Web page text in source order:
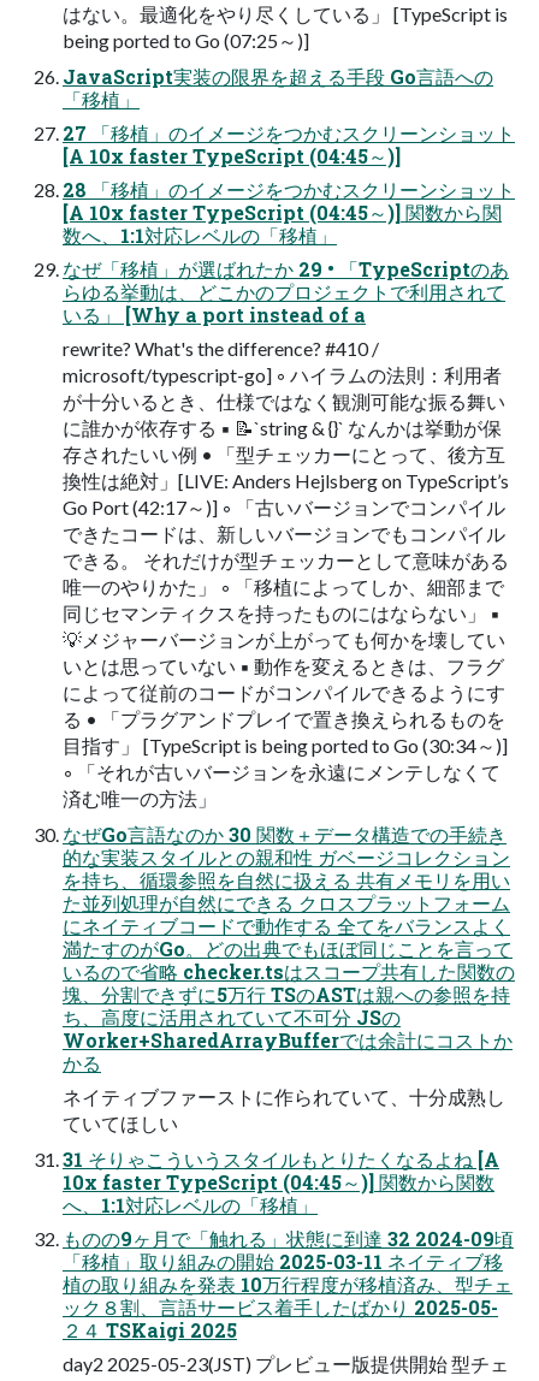
はない。最適化をやり尽くしている」 [TypeScript is
being ported to Go (07:25～)]
JavaScript実装の限界を超える手段 Go言語への
「移植」
27 「移植」のイメージをつかむスクリーンショット
[A 10x faster TypeScript (04:45～)]
28 「移植」のイメージをつかむスクリーンショット
[A 10x faster TypeScript (04:45～)] 関数から関
数へ、1:1対応レベルの「移植」
なぜ「移植」が選ばれたか 29 • 「TypeScriptのあ
らゆる挙動は、どこかのプロジェクトで利用されて
いる」 [Why a port instead of a
rewrite? What's the difference? #410 /
microsoft/typescript-go] ◦ ハイラムの法則：利用者
が十分いるとき、仕様ではなく観測可能な振る舞い
に誰かが依存する ▪ 📝`string & {}` なんかは挙動が保
存されたいい例 • 「型チェッカーにとって、後方互
換性は絶対」[LIVE: Anders Hejlsberg on TypeScript’s
Go Port (42:17～)] ◦ 「古いバージョンでコンパイル
できたコードは、新しいバージョンでもコンパイル
できる。 それだけが型チェッカーとして意味がある
唯一のやりかた」 ◦ 「移植によってしか、細部まで
同じセマンティクスを持ったものにはならない」 ▪
💡メジャーバージョンが上がっても何かを壊してい
いとは思っていない ▪ 動作を変えるときは、フラグ
によって従前のコードがコンパイルできるようにす
る • 「プラグアンドプレイで置き換えられるものを
目指す」 [TypeScript is being ported to Go (30:34～)]
◦ 「それが古いバージョンを永遠にメンテしなくて
済む唯一の方法」
なぜGo言語なのか 30 関数＋データ構造での手続き
的な実装スタイルとの親和性 ガベージコレクション
を持ち、循環参照を自然に扱える 共有メモリを用い
た並列処理が自然にできる クロスプラットフォーム
にネイティブコードで動作する 全てをバランスよく
満たすのがGo。どの出典でもほぼ同じことを言って
いるので省略 checker.tsはスコープ共有した関数の
塊、分割できずに5万行 TSのASTは親への参照を持
ち、高度に活用されていて不可分 JSの
Worker+SharedArrayBufferでは余計にコストか
かる
ネイティブファーストに作られていて、十分成熟し
ていてほしい
31 そりゃこういうスタイルもとりたくなるよね [A
10x faster TypeScript (04:45～)] 関数から関数
へ、1:1対応レベルの「移植」
ものの9ヶ月で「触れる」状態に到達 32 2024-09頃
「移植」取り組みの開始 2025-03-11 ネイティブ移
植の取り組みを発表 10万行程度が移植済み、型チェ
ック８割、言語サービス着手したばかり 2025-05-
２４ TSKaigi 2025
day2 2025-05-23(JST) プレビュー版提供開始 型チェ